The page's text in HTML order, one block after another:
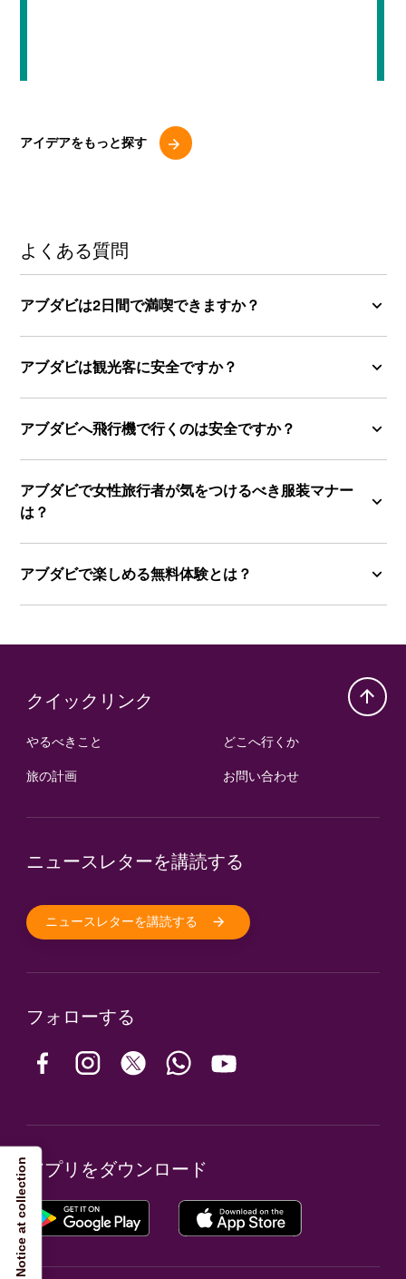
アイデアをもっと探す
よくある質問
アブダビは2日間で満喫できますか？
アブダビは観光客に安全ですか？
アブダビへ飛行機で行くのは安全ですか？
アブダビで女性旅行者が気をつけるべき服装マナー
は？
アブダビで楽しめる無料体験とは？
クイックリンク
やるべきこと
旅の計画
どこへ行くか
お問い合わせ
ニュースレターを講読する
ニュースレターを講読する
フォローする
アプリをダウンロード
Notice at collection